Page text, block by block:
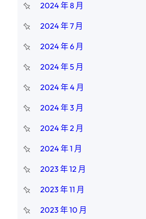
2024 年 8 月
2024 年 7 月
2024 年 6 月
2024 年 5 月
2024 年 4 月
2024 年 3 月
2024 年 2 月
2024 年 1 月
2023 年 12 月
2023 年 11 月
2023 年 10 月